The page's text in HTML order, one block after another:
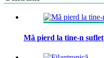
Mă pierd la tine-n suflet